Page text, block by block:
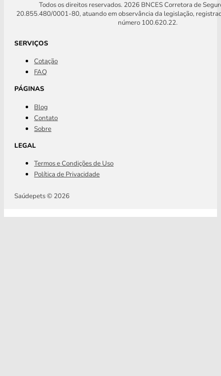
Todos os direitos reservados. 2026 BNCES Corretora de
20.855.480/0001-80, atuando em observância da legislação,
número 100.620.22.
SERVIÇOS
Cotação
FAQ
PÁGINAS
Blog
Contato
Sobre
LEGAL
Termos e Condições de Uso
Política de Privacidade
Saúdepets © 2026